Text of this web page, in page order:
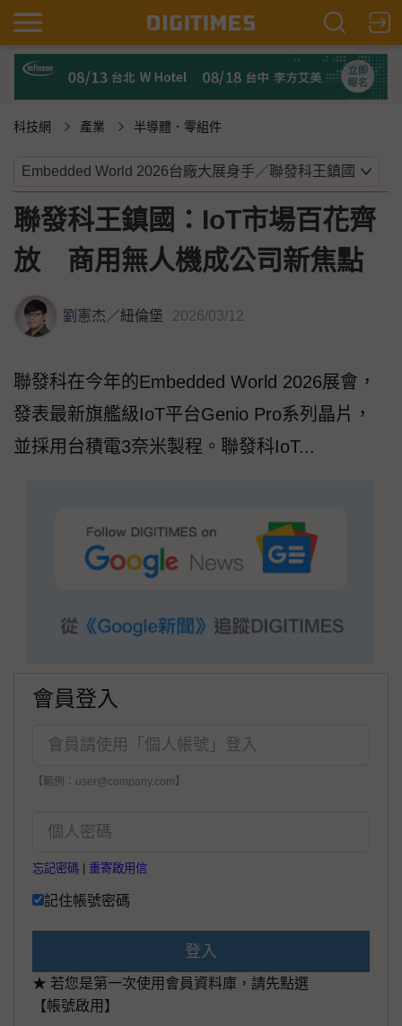
科技網 產業 半導體．零組件
聯發科王鎮國：IoT市場百花齊
放 商用無人機成公司新焦點
劉憲杰／紐倫堡 2026/03/12
聯發科在今年的Embedded World 2026展會，
發表最新旗艦級IoT平台Genio Pro系列晶片，
並採用台積電3奈米製程。聯發科IoT...
會員登入
【範例：user@company.com】
忘記密碼 重寄啟用信
記住帳號密碼
登入
★ 若您是第一次使用會員資料庫，請先點選
【帳號啟用】